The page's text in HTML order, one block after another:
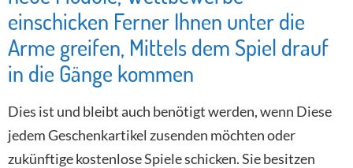
einschicken Ferner Ihnen unter die
Arme greifen, Mittels dem Spiel drauf
in die Gänge kommen
Dies ist und bleibt auch benötigt werden, wenn Diese
jedem Geschenkartikel zusenden möchten oder
zukünftige kostenlose Spiele schicken. Sie besitzen